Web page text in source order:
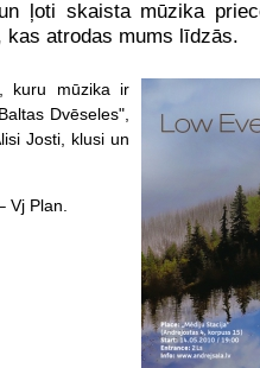
ļoti skaista mūzika
atrodas mums līdzās.
kuru mūzika ir
Dvēseles",
Josti, klusi un
Vj Plan.